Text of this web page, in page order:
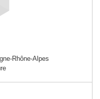
Rhône-Alpes